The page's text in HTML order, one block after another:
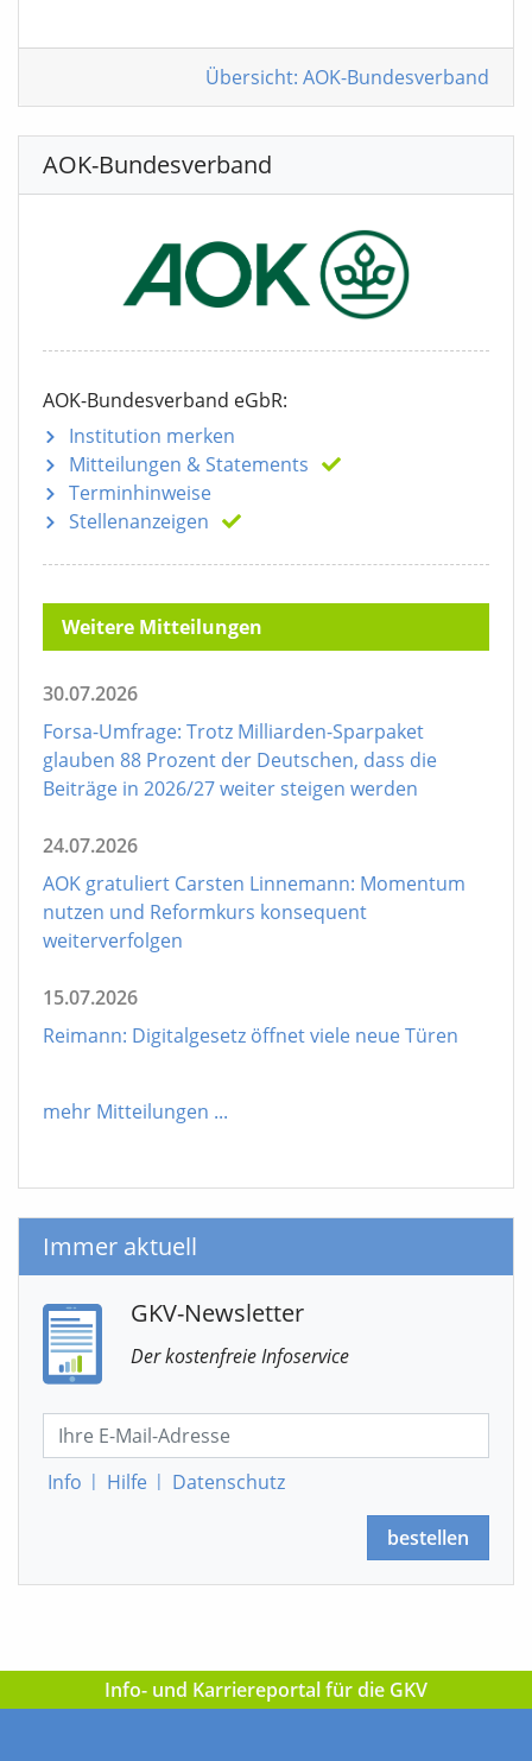
Übersicht: AOK-Bundesverband
AOK-Bundesverband
AOK-Bundesverband eGbR:
Institution merken
Mitteilungen & Statements
Terminhinweise
Stellenanzeigen
Weitere Mitteilungen
30.07.2026
Forsa-Umfrage: Trotz Milliarden-Sparpaket
glauben 88 Prozent der Deutschen, dass die
Beiträge in 2026/27 weiter steigen werden
24.07.2026
AOK gratuliert Carsten Linnemann: Momentum
nutzen und Reformkurs konsequent
weiterverfolgen
15.07.2026
Reimann: Digitalgesetz öffnet viele neue Türen
mehr Mitteilungen ...
Immer aktuell
GKV-Newsletter
Der kostenfreie Infoservice
Info | Hilfe | Datenschutz
bestellen
Info- und Karriereportal für die GKV